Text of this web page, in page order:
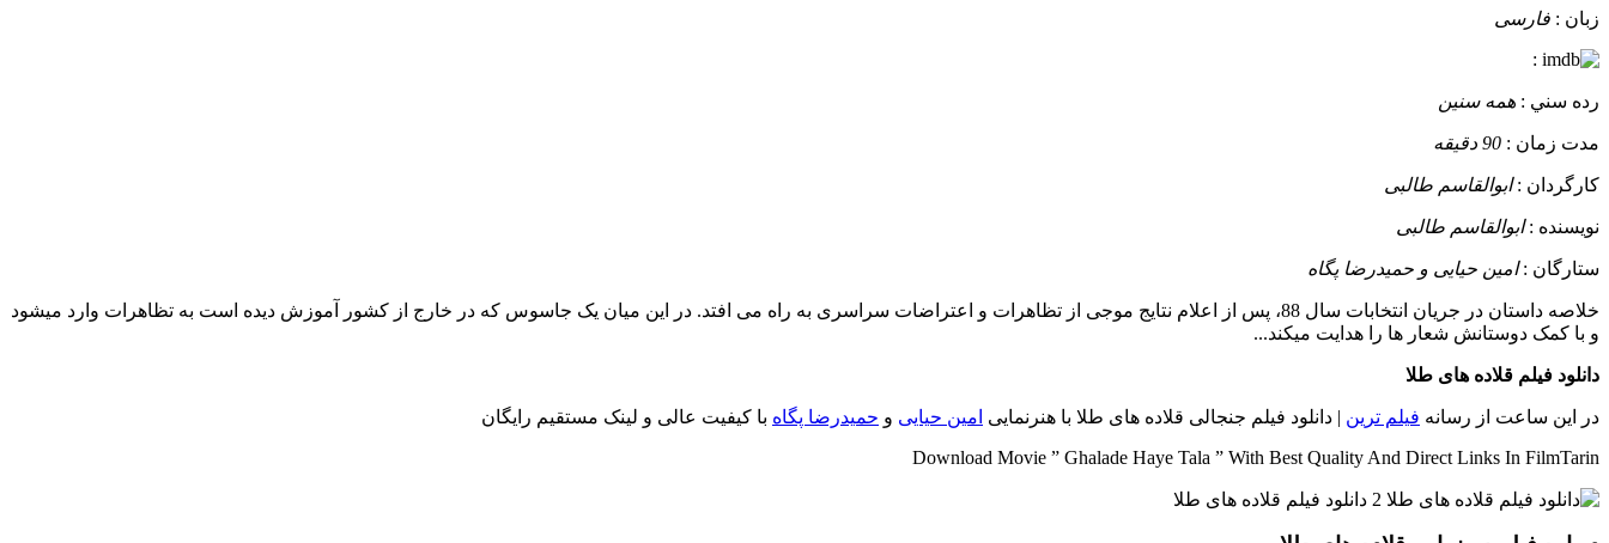
زبان : فارسی
:
رده سني : همه سنین
مدت زمان : 90 دقیقه
کارگردان :ابوالقاسم طالبی
نويسنده :ابوالقاسم طالبی
ستارگان :امین حیایی و حمیدرضا پگاه
خلاصه داستان
در جریان انتخابات سال 88، پس از اعلام نتایج موجی از تظاهرات و اعتراضات سراسری به راه می افتد. در این میان یک جاسوس که در خارج از کشور آموزش دیده است به تظاهرات وارد میشود
و با کمک دوستانش شعار ها را هدایت میکند...
دانلود فیلم قلاده های طلا
در این ساعت از رسانه فیلم ترین | دانلود فیلم جنجالی قلاده های طلا با هنرنمایی امین حیایی و حمیدرضا پگاه با کیفیت عالی و لینک مستقیم رایگان
Download Movie ” Ghalade Haye Tala ” With Best Quality And Direct Links In FilmTarin